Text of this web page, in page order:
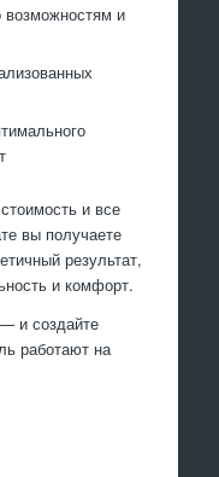
возможностям и
и все
вы получаете
результат,
и комфорт.
и создайте
работают на